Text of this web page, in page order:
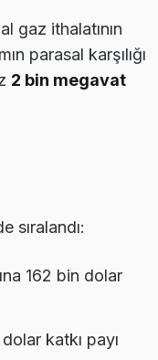
gaz ithalatının
parasal karşılığı
2 bin megavat
sıralandı:
162 bin dolar
katkı payı